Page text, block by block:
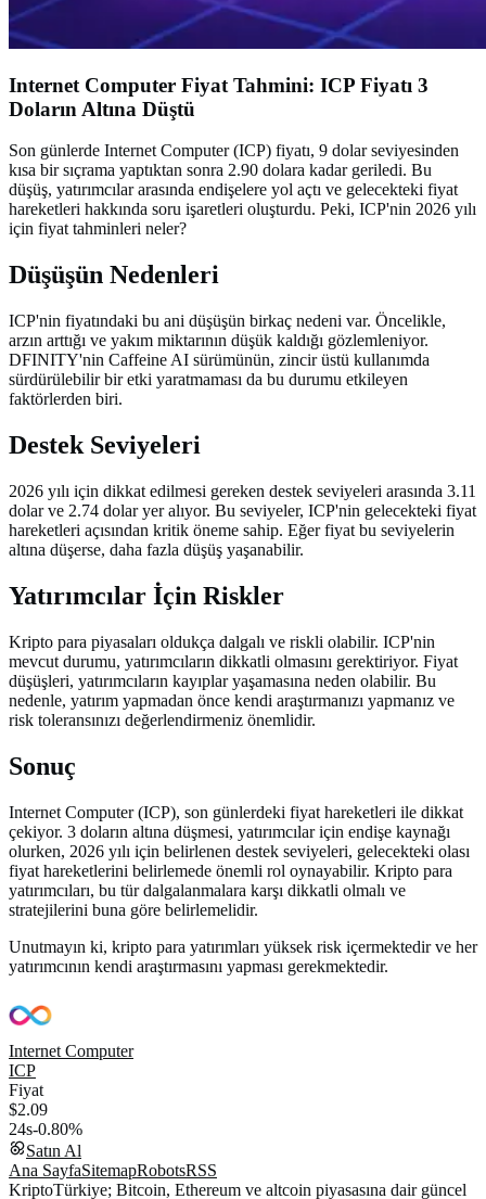
Internet Computer Fiyat Tahmini: ICP Fiyatı 3
Doların Altına Düştü
Son günlerde Internet Computer (ICP) fiyatı, 9 dolar seviyesinden
kısa bir sıçrama yaptıktan sonra 2.90 dolara kadar geriledi. Bu
düşüş, yatırımcılar arasında endişelere yol açtı ve gelecekteki fiyat
hareketleri hakkında soru işaretleri oluşturdu. Peki, ICP'nin 2026 yılı
için fiyat tahminleri neler?
Düşüşün Nedenleri
ICP'nin fiyatındaki bu ani düşüşün birkaç nedeni var. Öncelikle,
arzın arttığı ve yakım miktarının düşük kaldığı gözlemleniyor.
DFINITY'nin Caffeine AI sürümünün, zincir üstü kullanımda
sürdürülebilir bir etki yaratmaması da bu durumu etkileyen
faktörlerden biri.
Destek Seviyeleri
2026 yılı için dikkat edilmesi gereken destek seviyeleri arasında 3.11
dolar ve 2.74 dolar yer alıyor. Bu seviyeler, ICP'nin gelecekteki fiyat
hareketleri açısından kritik öneme sahip. Eğer fiyat bu seviyelerin
altına düşerse, daha fazla düşüş yaşanabilir.
Yatırımcılar İçin Riskler
Kripto para piyasaları oldukça dalgalı ve riskli olabilir. ICP'nin
mevcut durumu, yatırımcıların dikkatli olmasını gerektiriyor. Fiyat
düşüşleri, yatırımcıların kayıplar yaşamasına neden olabilir. Bu
nedenle, yatırım yapmadan önce kendi araştırmanızı yapmanız ve
risk toleransınızı değerlendirmeniz önemlidir.
Sonuç
Internet Computer (ICP), son günlerdeki fiyat hareketleri ile dikkat
çekiyor. 3 doların altına düşmesi, yatırımcılar için endişe kaynağı
olurken, 2026 yılı için belirlenen destek seviyeleri, gelecekteki olası
fiyat hareketlerini belirlemede önemli rol oynayabilir. Kripto para
yatırımcıları, bu tür dalgalanmalara karşı dikkatli olmalı ve
stratejilerini buna göre belirlemelidir.
Unutmayın ki, kripto para yatırımları yüksek risk içermektedir ve her
yatırımcının kendi araştırmasını yapması gerekmektedir.
Internet Computer
ICP
Fiyat
$2.09
24s-0.80%
Satın Al
Ana SayfaSitemapRobotsRSS
KriptoTürkiye; Bitcoin, Ethereum ve altcoin piyasasına dair güncel